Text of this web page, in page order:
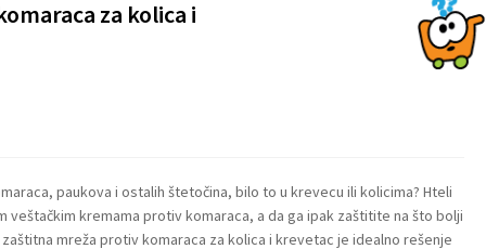
za kolica i
paukova i ostalih štetočina, bilo to u krevecu ili kolicima? Hteli
veštačkim kremama protiv komaraca, a da ga ipak zaštitite na što bolji
mreža protiv komaraca za kolica i krevetac je idealno rešenje